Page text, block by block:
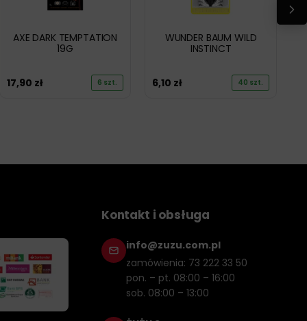
AXE DARK TEMPTATION
19G
17,90 zł 6 szt.
WUNDER BAUM WILD
INSTINCT
6,10 zł 40 szt.
Kontakt i obsługa
info@zuzu.com.pl
zamówienia: 73 222 33 50
pon. – pt. 08:00 – 16:00
sob. 08:00 – 13:00